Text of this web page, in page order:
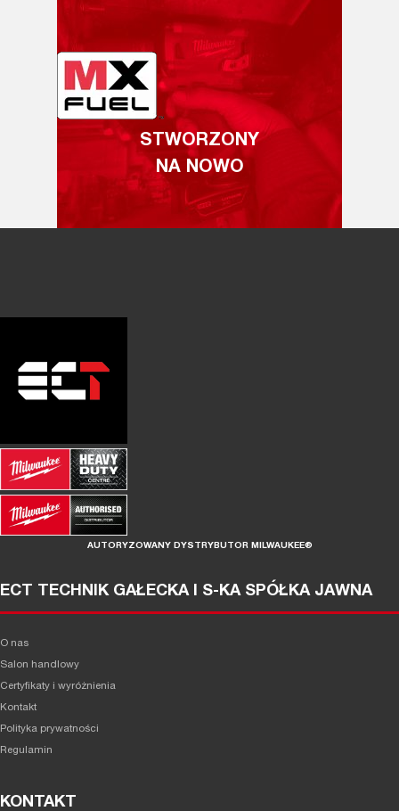
STWORZONY
NA NOWO
AUTORYZOWANY DYSTRYBUTOR MILWAUKEE®
ECT TECHNIK GAŁECKA I S-KA SPÓŁKA JAWNA
O nas
Salon handlowy
Certyfikaty i wyróżnienia
Kontakt
Polityka prywatności
Regulamin
KONTAKT